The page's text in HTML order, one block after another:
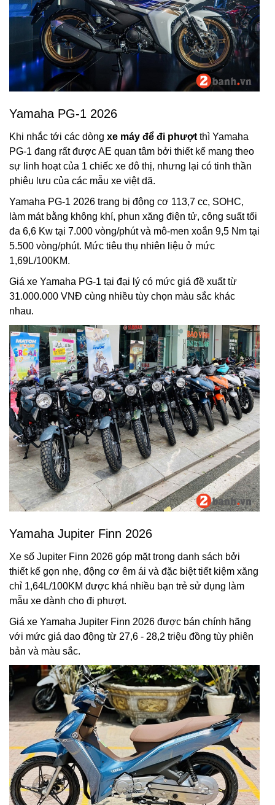
Yamaha PG-1 2026
Khi nhắc tới các dòng xe máy để đi phượt thì Yamaha
PG-1 đang rất được AE quan tâm bởi thiết kế mang theo
sự linh hoạt của 1 chiếc xe đô thị, nhưng lại có tinh thần
phiêu lưu của các mẫu xe việt dã.
Yamaha PG-1 2026 trang bị động cơ 113,7 cc, SOHC,
làm mát bằng không khí, phun xăng điện tử, công suất tối
đa 6,6 Kw tại 7.000 vòng/phút và mô-men xoắn 9,5 Nm tại
5.500 vòng/phút. Mức tiêu thụ nhiên liệu ở mức
1,69L/100KM.
Giá xe Yamaha PG-1 tại đại lý có mức giá đề xuất từ
31.000.000 VNĐ cùng nhiều tùy chọn màu sắc khác
nhau.
Yamaha Jupiter Finn 2026
Xe số Jupiter Finn 2026 góp mặt trong danh sách bởi
thiết kế gọn nhẹ, động cơ êm ái và đặc biệt tiết kiệm xăng
chỉ 1,64L/100KM được khá nhiều bạn trẻ sử dụng làm
mẫu xe dành cho đi phượt.
Giá xe Yamaha Jupiter Finn 2026 được bán chính hãng
với mức giá dao động từ 27,6 - 28,2 triệu đồng tùy phiên
bản và màu sắc.